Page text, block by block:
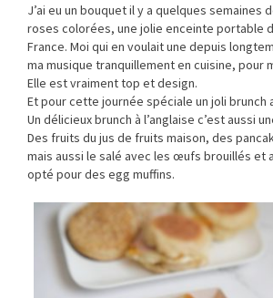
J’ai eu un bouquet il y a quelques semaines
roses colorées, une jolie enceinte portable
France. Moi qui en voulait une depuis
ma musique tranquillement en cuisine, pour
Elle est vraiment top et design.
Et pour cette journée spéciale un joli brunch
Un délicieux brunch à l’anglaise c’est aussi
Des fruits du jus de fruits maison, des
mais aussi le salé avec les œufs brouillés et
opté pour des egg muffins.